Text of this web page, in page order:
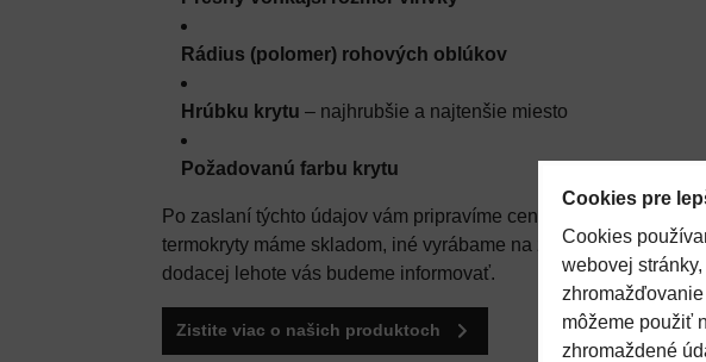
Rádius (polomer) rohových oblúkov
Hrúbku krytu – najhrubšie a najtenšie miesto
Požadovanú farbu krytu
Po zaslaní týchto údajov vám pripravíme cenovú ponuku.
termokryty máme skladom, iné vyrábame na zákazku. O
dodacej lehote vás budeme informovať.
Zistite viac o našich produktoch
Cookies pre
Cookies
webovej
môžeme použiť
zhromaždené